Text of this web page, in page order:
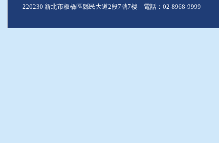
220230 新北市板橋區縣民大道2段7號7樓 電話：02-8968-9999